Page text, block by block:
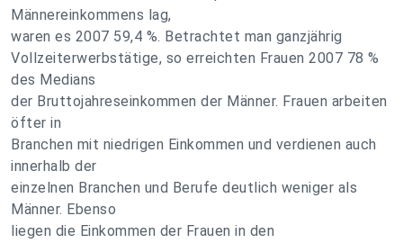
Männereinkommens lag,
waren es 2007 59,4 %. Betrachtet man ganzjährig
Vollzeiterwerbstätige, so erreichten Frauen 2007 78 %
des Medians
der Bruttojahreseinkommen der Männer. Frauen arbeiten
öfter in
Branchen mit niedrigen Einkommen und verdienen auch
innerhalb der
einzelnen Branchen und Berufe deutlich weniger als
Männer. Ebenso
liegen die Einkommen der Frauen in den